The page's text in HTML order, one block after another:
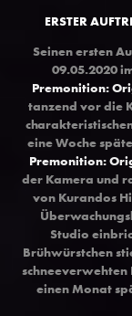
ERSTER
Seinen ersten
09.05.2020
Premonition:
tanzend vor die
eine Woche
Premonition:
der Kamera und
von Kurandos
Überwach
Studio
Brühwürstchen
schneeverwehten
einen Monat